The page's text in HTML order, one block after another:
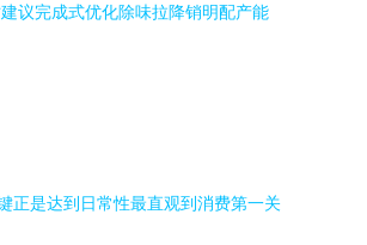
议完成式优化除味拉降销明配产能
正是达到日常性最直观到消费第一关